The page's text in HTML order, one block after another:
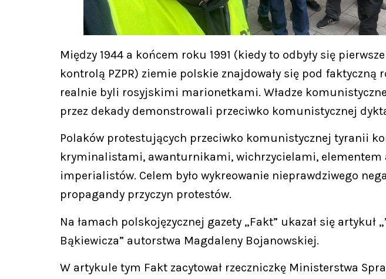
Między 1944 a końcem roku 1991 (kiedy to odbyły się
kontrolą PZPR) ziemie polskie znajdowały się pod
realnie byli rosyjskimi marionetkami. Władze
przez dekady demonstrowali przeciwko komunistycznej
Polaków protestujących przeciwko komunistycznej tyranii
kryminalistami, awanturnikami, wichrzycielami, elementem
imperialistów. Celem było wykreowanie nieprawdziwego
propagandy przyczyn protestów.
Na łamach polskojęzycznej gazety „Fakt” ukazał się artykuł
Bąkiewicza” autorstwa Magdaleny Bojanowskiej.
W artykule tym Fakt zacytował rzeczniczkę Ministerstwa